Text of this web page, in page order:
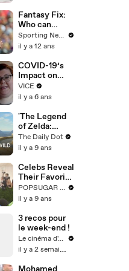
Fantasy Fix:
Who can
fantasy
owners trust?
Sporting News
il y a 12 ans
COVID-19’s
Impact on
Disabled
People
VICE
il y a 6 ans
'The Legend
of Zelda:
Breath of the
Wild' review
The Daily Dot
il y a 9 ans
Celebs Reveal
Their Favorite
Outfits
Growing Up
Gala Red
Carpet
POPSUGAR Fashion
il y a 9 ans
3 recos pour
le week-end !
Le cinéma d'Amaury
il y a 2 semaines